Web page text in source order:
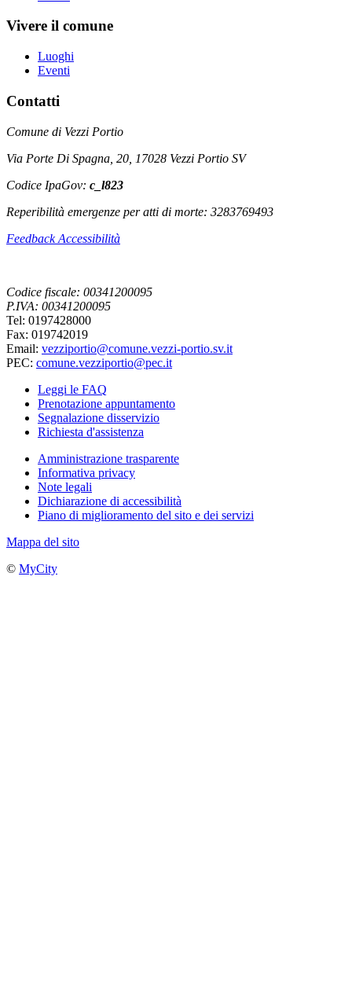
Vivere il comune
Luoghi
Eventi
Contatti
Comune di Vezzi Portio
Via Porte Di Spagna, 20, 17028 Vezzi Portio SV
Codice IpaGov: c_l823
Reperibilità emergenze per atti di morte: 3283769493
Feedback Accessibilità
Codice fiscale: 00341200095
P.IVA: 00341200095
Tel: 0197428000
Fax: 019742019
Email: vezziportio@comune.vezzi-portio.sv.it
PEC: comune.vezziportio@pec.it
Leggi le FAQ
Prenotazione appuntamento
Segnalazione disservizio
Richiesta d'assistenza
Amministrazione trasparente
Informativa privacy
Note legali
Dichiarazione di accessibilità
Piano di miglioramento del sito e dei servizi
Mappa del sito
© MyCity